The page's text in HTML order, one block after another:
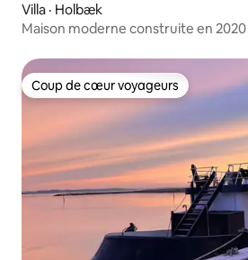
Villa · Holbæk
Maison moderne construite en 2020
Coup de cœur voyageurs
Coup de cœur voyageurs